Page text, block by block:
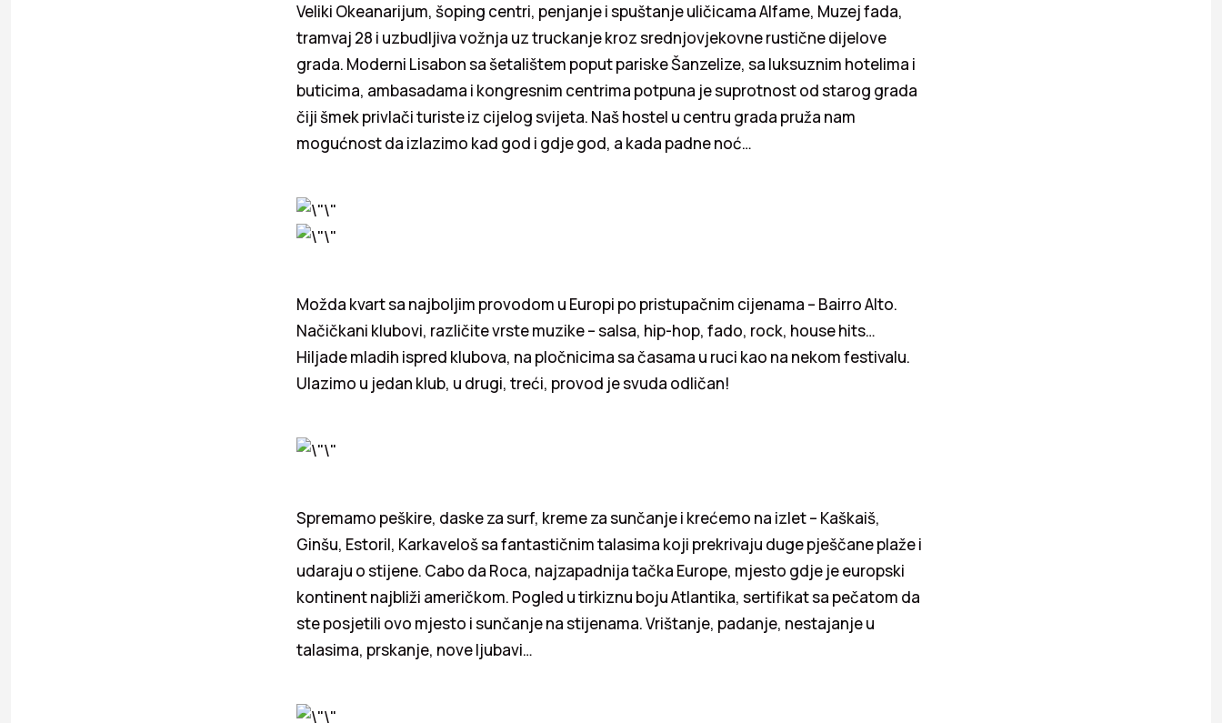
Veliki Okeanarijum, šoping centri, penjanje i spuštanje uličicama Alfame, Muzej fada,
tramvaj 28 i uzbudljiva vožnja uz truckanje kroz srednjovjekovne rustične dijelove
grada. Moderni Lisabon sa šetalištem poput pariske Šanzelize, sa luksuznim hotelima i
buticima, ambasadama i kongresnim centrima potpuna je suprotnost od starog grada
čiji šmek privlači turiste iz cijelog svijeta. Naš hostel u centru grada pruža nam
mogućnost da izlazimo kad god i gdje god, a kada padne noć…
Možda kvart sa najboljim provodom u Europi po pristupačnim cijenama – Bairro Alto.
Načičkani klubovi, različite vrste muzike – salsa, hip-hop, fado, rock, house hits…
Hiljade mladih ispred klubova, na pločnicima sa časama u ruci kao na nekom festivalu.
Ulazimo u jedan klub, u drugi, treći, provod je svuda odličan!
Spremamo peškire, daske za surf, kreme za sunčanje i krećemo na izlet – Kaškaiš,
Ginšu, Estoril, Karkaveloš sa fantastičnim talasima koji prekrivaju duge pješčane plaže i
udaraju o stijene. Cabo da Roca, najzapadnija tačka Europe, mjesto gdje je europski
kontinent najbliži američkom. Pogled u tirkiznu boju Atlantika, sertifikat sa pečatom da
ste posjetili ovo mjesto i sunčanje na stijenama. Vrištanje, padanje, nestajanje u
talasima, prskanje, nove ljubavi…